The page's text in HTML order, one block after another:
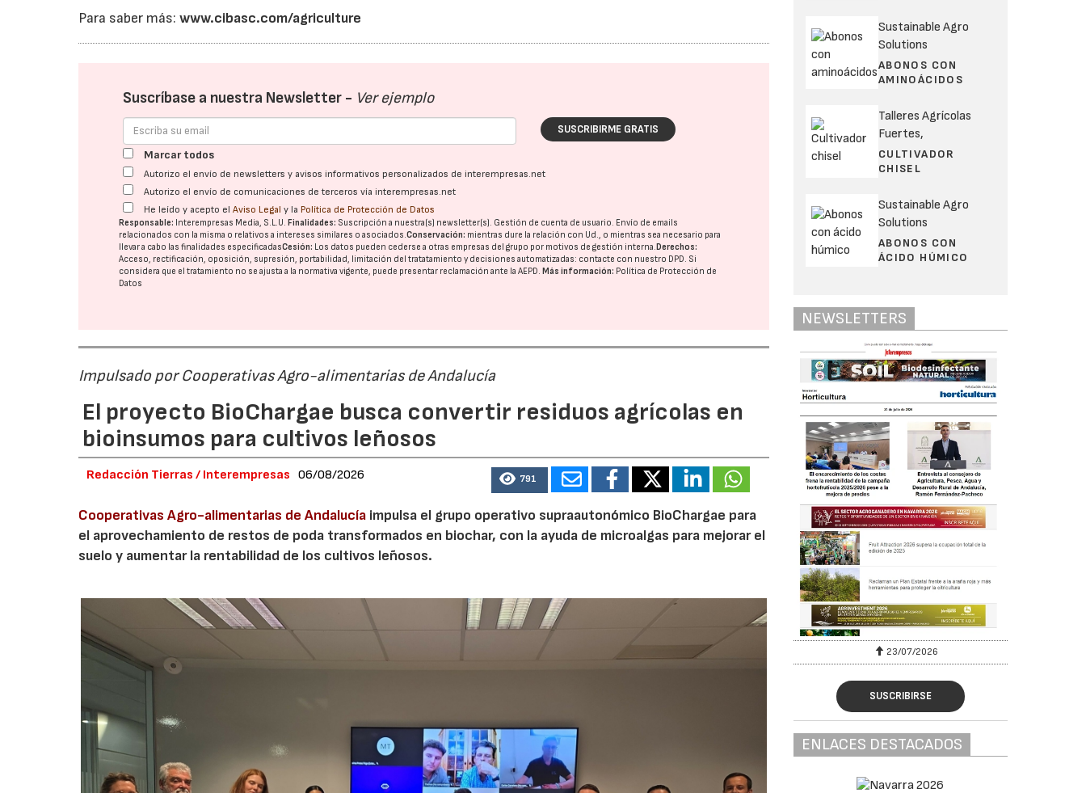
Para saber más:www.cibasc.com/agriculture
Suscríbase a nuestra Newsletter - Ver ejemplo
SUSCRIBIRME GRATIS
Marcar todos
Autorizo el envío de newsletters y avisos informativos personalizados de interempresas.net
Autorizo el envío de comunicaciones de terceros vía interempresas.net
He leído y acepto elAviso Legal y la Política de Protección de Datos
Responsable: Interempresas Media, S.L.U.Finalidades: Suscripción a nuestra(s) newsletter(s). Gestión de cuenta de usuario. Envío de emails
relacionados con la misma o relativos a intereses similares o asociados.Conservación: mientras dure la relación con Ud., o mientras sea necesario para
llevar a cabo las finalidades especificadasCesión: Los datos pueden cederse a otras empresas del grupo por motivos de gestión interna.Derechos:
Acceso, rectificación, oposición, supresión, portabilidad, limitación del tratatamiento y decisiones automatizadas: contacte con nuestro DPD. Si
considera que el tratamiento no se ajusta a la normativa vigente, puede presentar reclamación ante laAEPD.Más información: Política de Protección de
Datos
Impulsado por Cooperativas Agro-alimentarias de Andalucía
El proyecto BioChargae busca convertir residuos agrícolas en
bioinsumos para cultivos leñosos
Redacción Tierras / Interempresas 06/08/2026 791
Cooperativas Agro-alimentarias de Andalucía impulsa el grupo operativo supraautonómico BioChargae para
el aprovechamiento de restos de poda transformados en biochar, con la ayuda de microalgas para mejorar el
suelo y aumentar la rentabilidad de los cultivos leñosos.
Sustainable Agro
Solutions
ABONOS CON
AMINOÁCIDOS
Talleres Agrícolas
Fuertes,
CULTIVADOR
CHISEL
Sustainable Agro
Solutions
ABONOS CON
ÁCIDO HÚMICO
NEWSLETTERS
30/07/2026 23/07/2026
SUSCRIBIRSE
ENLACES DESTACADOS